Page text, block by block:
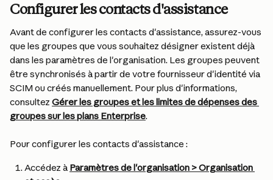
Configurer les contacts d'assistance
Avant de configurer les contacts d'assistance, assurez-vous
que les groupes que vous souhaitez désigner existent déjà
dans les paramètres de l'organisation. Les groupes peuvent
être synchronisés à partir de votre fournisseur d'identité via
SCIM ou créés manuellement. Pour plus d'informations,
consultez Gérer les groupes et les limites de dépenses des
groupes sur les plans Enterprise.
Pour configurer les contacts d'assistance :
Accédez à Paramètres de l'organisation > Organisation